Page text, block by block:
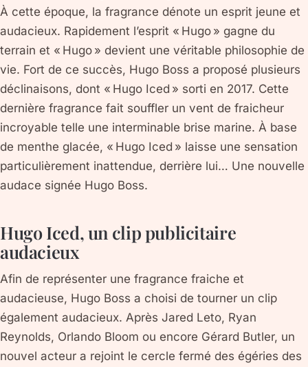
À cette époque, la fragrance dénote un esprit jeune et
audacieux. Rapidement l’esprit « Hugo » gagne du
terrain et « Hugo » devient une véritable philosophie de
vie. Fort de ce succès, Hugo Boss a proposé plusieurs
déclinaisons, dont « Hugo Iced » sorti en 2017. Cette
dernière fragrance fait souffler un vent de fraicheur
incroyable telle une interminable brise marine. À base
de menthe glacée, « Hugo Iced » laisse une sensation
particulièrement inattendue, derrière lui… Une nouvelle
audace signée Hugo Boss.
Hugo Iced, un clip publicitaire
audacieux
Afin de représenter une fragrance fraiche et
audacieuse, Hugo Boss a choisi de tourner un clip
également audacieux. Après Jared Leto, Ryan
Reynolds, Orlando Bloom ou encore Gérard Butler, un
nouvel acteur a rejoint le cercle fermé des égéries des